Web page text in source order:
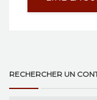
RECHERCHER UN